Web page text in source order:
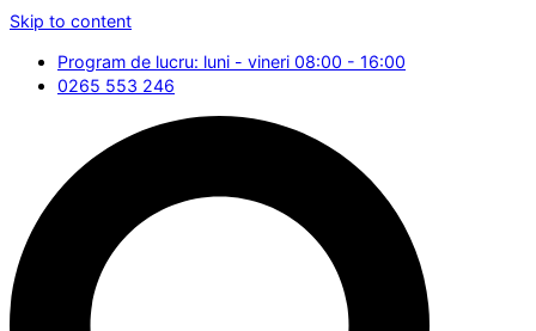
Skip to content
Program de lucru: luni - vineri 08:00 - 16:00
0265 553 246